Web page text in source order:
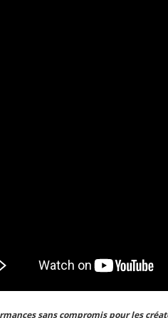
sans compromis pour les